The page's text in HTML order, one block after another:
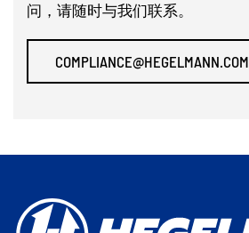
问，请随时与我们联系。
COMPLIANCE@HEGELMANN.COM